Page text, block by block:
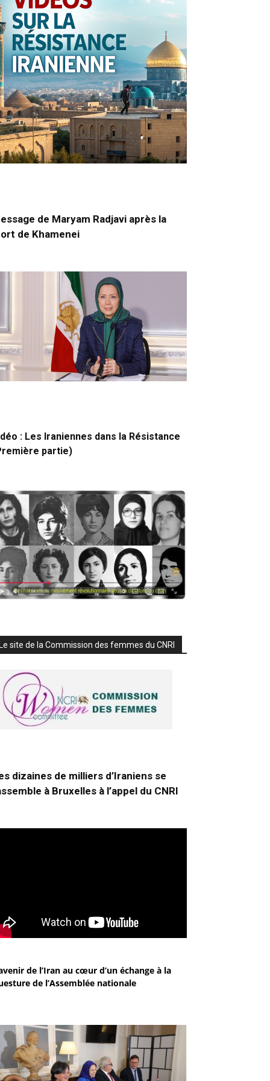
de Maryam Radjavi après la
de Khamenei
: Les Iraniennes dans la Résistance
partie)
site de la Commission des femmes du CNRI
dizaines de milliers d’Iraniens se
à Bruxelles à l’appel du CNRI
de l’Iran au cœur d’un échange à la
de l’Assemblée nationale